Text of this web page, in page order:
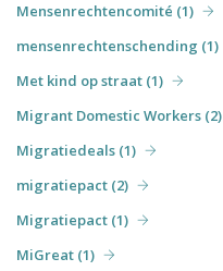
Mensenrechtencomité (1)
mensenrechtenschending (1)
Met kind op straat (1)
Migrant Domestic Workers (2)
Migratiedeals (1)
migratiepact (2)
Migratiepact (1)
MiGreat (1)